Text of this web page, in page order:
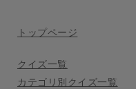
トップページ
クイズ一覧
カテゴリ別クイズ一覧